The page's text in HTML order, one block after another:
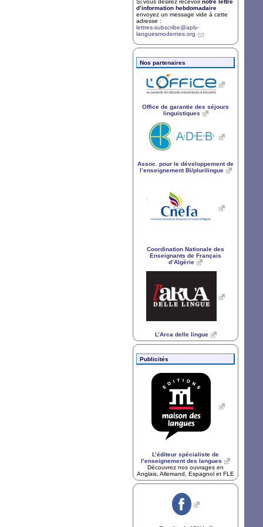
Si vous désirez recevoirnotre lettre
d’information hebdomadaire
envoyez un message vide à cette
adresse :
lettres-subscribe@aplv-
languesmodernes.org
Nos partenaires
Office de garantie des séjours
linguistiques
Assoc. pour le développement de
l’enseignement Bi/plurilingue
Coordination Nationale des
Enseignants de Français
d’Algérie
L’Arca delle lingue
Publicités
L’éditeur spécialiste de
l’enseignement des langues
Découvrez nos ouvrages en
Anglais, Allemand, Espagnol et FLE